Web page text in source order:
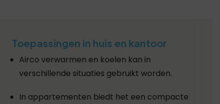
Toepassingen in huis en kantoor
Airco verwarmen en koelen kan in
verschillende situaties gebruikt worden.
In appartementen biedt het een compacte